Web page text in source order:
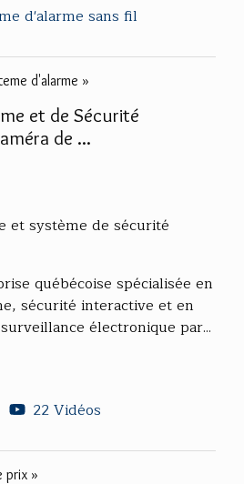
d'alarme sans fil
d'alarme »
et de Sécurité
de ...
et système de sécurité
québécoise spécialisée en
sécurité interactive et en
électronique par...
22 Vidéos
prix »